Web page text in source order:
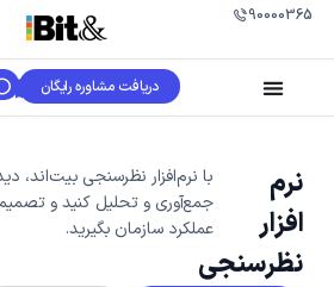
90000365
دریافت مشاوره رایگان
نرم
افزار
نظرسنجی
با نرم‌افزار نظرسنجی بیت‌اند،
جمع‌آوری و تحلیل کنید و
عملکرد سازمان بگیرید.